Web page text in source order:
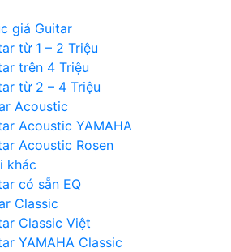
giá Guitar
từ 1 – 2 Triệu
trên 4 Triệu
từ 2 – 4 Triệu
Acoustic
Acoustic YAMAHA
Acoustic Rosen
khác
có sẵn EQ
Classic
Classic Việt
YAMAHA Classic